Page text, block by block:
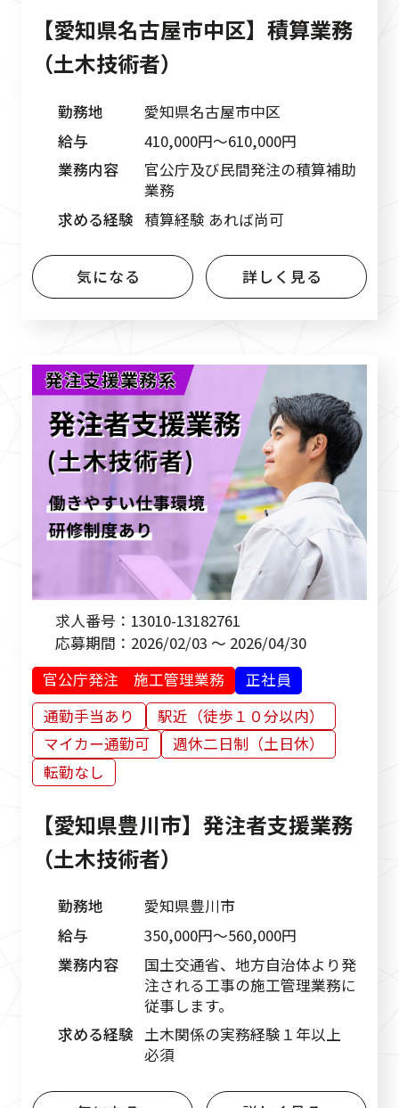
【愛知県名古屋市中区】積算業務
（土木技術者）
勤務地
愛知県名古屋市中区
給与
410,000円〜610,000円
業務内容
官公庁及び民間発注の積算補助
業務
求める経験 積算経験 あれば尚可
気になる 詳しく見る
求人番号： 13010-13182761
応募期間： 2026/02/03 ～ 2026/04/30
官公庁発注 施工管理業務
正社員
通勤手当あり
駅近（徒歩１０分以内）
マイカー通勤可
週休二日制（土日休）
転勤なし
【愛知県豊川市】発注者支援業務
（土木技術者）
勤務地
愛知県豊川市
給与
350,000円〜560,000円
業務内容
国土交通省、地方自治体より発
注される工事の施工管理業務に
従事します。
求める経験 土木関係の実務経験１年以上
必須